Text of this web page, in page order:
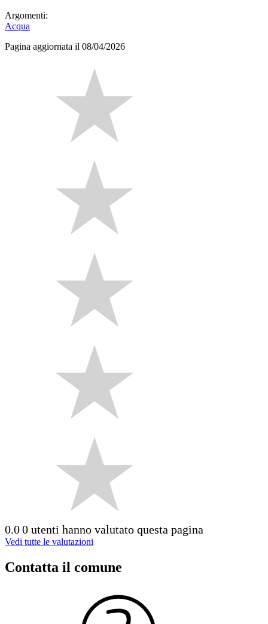
Argomenti:
Acqua
Pagina aggiornata il 08/04/2026
0.00 utenti hanno valutato questa pagina
Vedi tutte le valutazioni
Contatta il comune